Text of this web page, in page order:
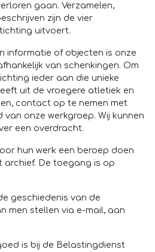
gaan. Verzamelen,
zijn de vier
uitvoert.
informatie of objecten is onze
van schenkingen. Om
ieder aan die unieke
uit de vroegere atletiek en
contact op te nemen met
van onze werkgroep. Wij kunnen
een overdracht.
hun werk een beroep doen
archief. De toegang is op
geschiedenis van de
men stellen via e-mail, aan
is bij de Belastingdienst